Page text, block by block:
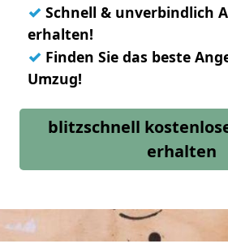
✓ Schnell & unverbindlich
erhalten!
✓ Finden Sie das beste
Umzug!
blitzschnell
erhalten